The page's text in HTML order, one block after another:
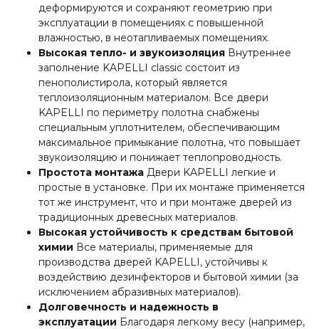
деформируются и сохраняют геометрию при
эксплуатации в помещениях с повышенной
влажностью, в неотапливаемых помещениях.
Высокая тепло- и звукоизоляция Внутреннее
заполнение KAPELLI classic состоит из
пенополистирола, который является
теплоизоляционным материалом. Все двери
KAPELLI по периметру полотна снабжены
специальным уплотнителем, обеспечивающим
максимальное примыкание полотна, что повышает
звукоизоляцию и понижает теплопроводность.
Простота монтажа Двери KAPELLI легкие и
простые в установке. При их монтаже применяется
тот же инструмент, что и при монтаже дверей из
традиционных древесных материалов.
Высокая устойчивость к средствам бытовой
химии Все материалы, применяемые для
производства дверей KAPELLI, устойчивы к
воздействию дезинфекторов и бытовой химии (за
исключением абразивных материалов).
Долговечность и надежность в
эксплуатации Благодаря легкому весу (например,